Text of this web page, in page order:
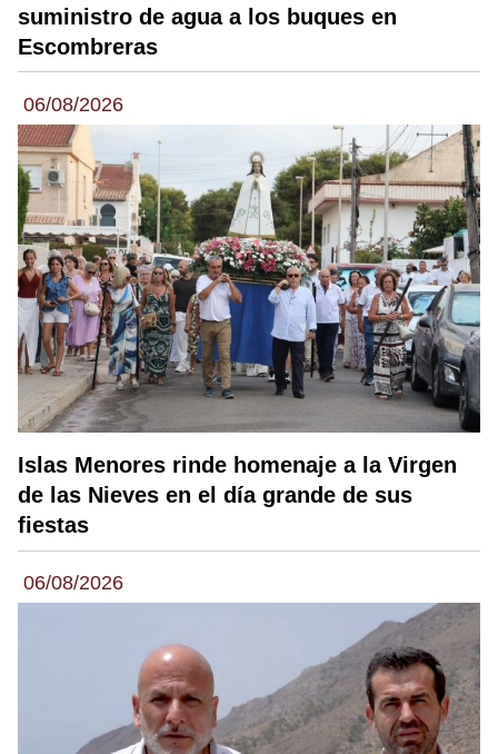
suministro de agua a los buques en
Escombreras
06/08/2026
Islas Menores rinde homenaje a la Virgen
de las Nieves en el día grande de sus
fiestas
06/08/2026